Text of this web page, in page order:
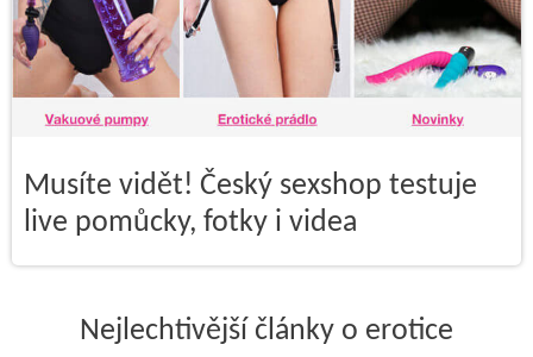
Musíte vidět! Český sexshop testuje
live pomůcky, fotky i videa
Nejlechtivější články o erotice